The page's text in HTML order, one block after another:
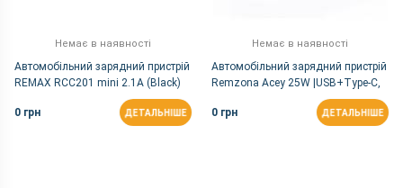
Немає в наявності
Автомобільний зарядний пристрій
REMAX RCC201 mini 2.1A (Black)
0 грн ДЕТАЛЬНІШЕ
Немає в наявності
Автомобільний зарядний пристрій
Remzona Acey 25W |USB+Type-C,
0 грн
ДЕТАЛЬНІШЕ